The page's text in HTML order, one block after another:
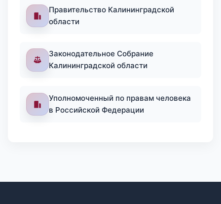
Правительство Калининградской
области
Законодательное Собрание
Калининградской области
Уполномоченный по правам человека
в Российской Федерации